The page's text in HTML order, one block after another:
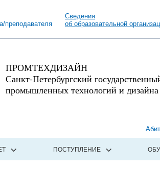
преподавателя
Сведения
об образовательной
ПРОМТЕХДИЗАЙН
Санкт-Петербургский
промышленных технологий и дизайна
ПОСТУПЛЕНИЕ